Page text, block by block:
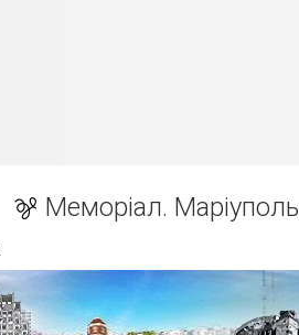
Меморіал. Маріуполь